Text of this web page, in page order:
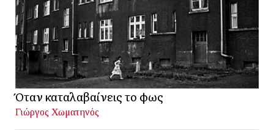
Όταν καταλαβαίνεις το φως
Γιώργος Χωματηνός